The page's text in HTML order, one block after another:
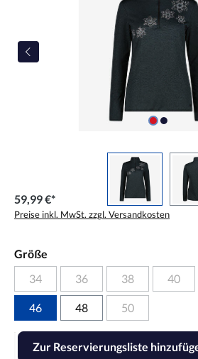
59,99 €*
Preise inkl. MwSt. zzgl. Versandkosten
Größe
34
36 38 40
46 48 50
Produkt Anzahl: Gib den gewünschten
Zur Reservierungsliste